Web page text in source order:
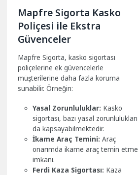
Mapfre Sigorta Kasko
Poliçesi ile Ekstra
Güvenceler
Mapfre Sigorta, kasko sigortası
poliçelerine ek güvencelerle
müşterilerine daha fazla koruma
sunabilir. Örneğin:
Yasal Zorunluluklar: Kasko
sigortası, bazı yasal zorunlulukları
da kapsayabilmektedir.
İkame Araç Temini: Araç
onarımda ikame araç temin etme
imkanı.
Ferdi Kaza Sigortası: Kaza